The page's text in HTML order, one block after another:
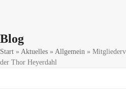
Blog
Start » Aktuelles » Allgemein »
der Thor Heyerdahl